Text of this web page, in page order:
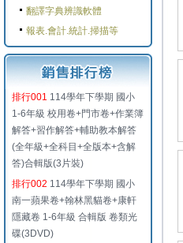
翻譯字典辨識軟體
報表.會計.統計.掃描等
排行001 114學年下學期 國小
1-6年級 校用卷+門市卷+作業簿
解答+習作解答+輔助教本解答
(全年級+全科目+全版本+含解
答)合輯版(3片裝)
排行002 114學年下學期 國小
南一蘋果卷+翰林黑貓卷+康軒
隱藏卷 1-6年級 合輯版 卷類光
碟(3DVD)